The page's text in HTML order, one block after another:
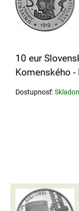
10 eur
Komenského -
Dostupnosť: